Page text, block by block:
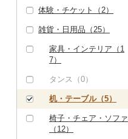
ドライフルーツ（0）
その他果物（2）
びわ（0）
ブルーベリー（2）
レンコン（0）
にんにく・生姜（1）
その他根菜（0）
その他野菜（1）
山菜（0）
かぼちゃ（0）
レタス（0）
その他野菜（1）
その他焼酎（3）
リキュール・洋酒
ノンアルコール（0）
その他酒（0）
チョコレート（0）
カステラ（0）
アイス・ジェラート
（0）
その他洋菓子（0）
煎餅・おかき（0）
羊羹（0）
ひやむぎ（0）
そうめん（1）
その他麺（0）
コロッケ（0）
その他惣菜（1）
スープ（0）
豆腐・納豆（0）
漬物（0）
缶詰・瓶詰（0）
醤油（0）
味噌（0）
酢（0）
食用油（1）
えごま油（0）
オリーブオイル（0）
はちみつ（3）
ドレッシング（0）
旅行券（0）
宿泊券（2）
体験・チケット（2）
PayPay商品券（0）
食事券（0）
用券（1）
水族館（0）
動物園（0）
雑貨・日用品（25）
家具・インテリア（1
7）
タンス（0）
机・テーブル（5）
椅子・チェア・ソファ
（12）